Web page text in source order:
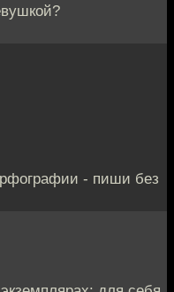
- пиши без